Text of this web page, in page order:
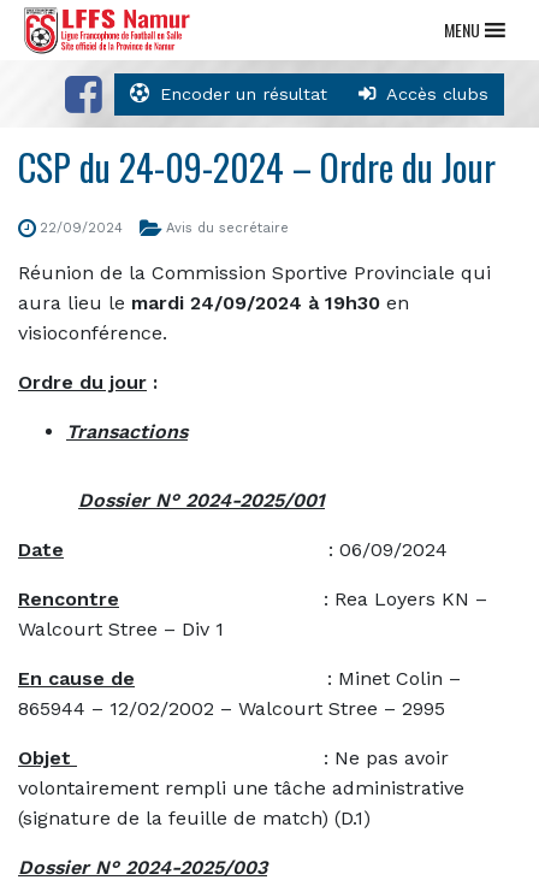
Encoder un résultat Accès clubs
MENU
CSP du 24-09-2024 – Ordre du Jour
22/09/2024 Avis du secrétaire
Réunion de la Commission Sportive Provinciale qui
aura lieu le mardi 24/09/2024 à 19h30 en
visioconférence.
Ordre du jour :
Transactions
Dossier N° 2024-2025/001
Date : 06/09/2024
Rencontre : Rea Loyers KN –
Walcourt Stree – Div 1
En cause de : Minet Colin –
865944 – 12/02/2002 – Walcourt Stree – 2995
Objet
: Ne pas avoir
volontairement rempli une tâche administrative
(signature de la feuille de match) (D.1)
Dossier N° 2024-2025/003